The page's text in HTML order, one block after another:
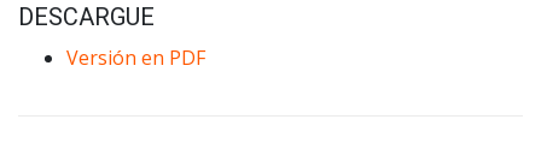
DESCARGUE
Versión en PDF